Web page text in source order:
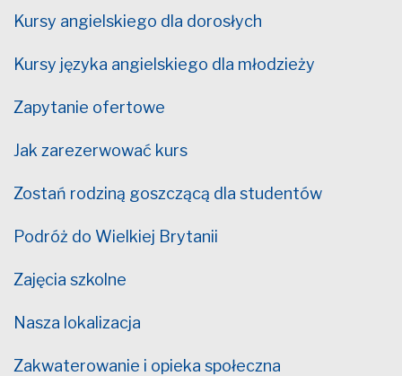
Kursy angielskiego dla dorosłych
Kursy języka angielskiego dla młodzieży
Zapytanie ofertowe
Jak zarezerwować kurs
Zostań rodziną goszczącą dla studentów
Podróż do Wielkiej Brytanii
Zajęcia szkolne
Nasza lokalizacja
Zakwaterowanie i opieka społeczna